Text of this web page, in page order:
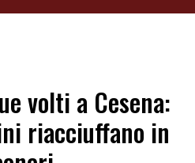
volti a Cesena:
riacciuffano in